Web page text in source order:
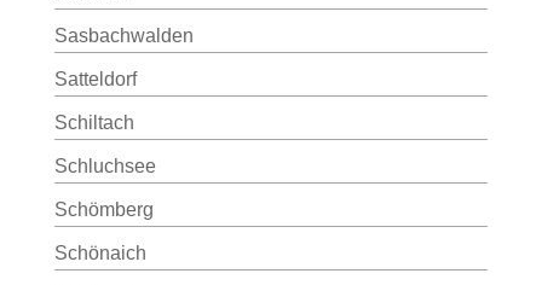
Sasbachwalden
Satteldorf
Schiltach
Schluchsee
Schömberg
Schönaich